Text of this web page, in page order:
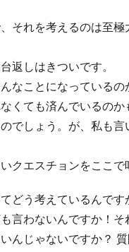
それを考えるのは至
返しはきついです。
なことになっている
くても済んでいるの
でしょう。が、私も
クエスチョンをここで
どう考えているんで
言わないんですか！
んじゃないですか？